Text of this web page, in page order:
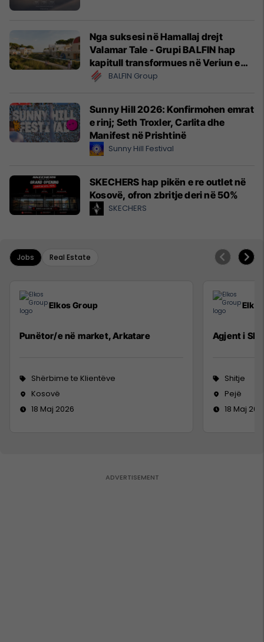
Nga suksesi në Hamallaj drejt
Valamar Tale - Grupi BALFIN hap
kapitull transformues në Veriun e
Shqipërisë
BALFIN Group
Sunny Hill 2026: Konfirmohen emrat
e rinj; Seth Troxler, Carlita dhe
Manifest në Prishtinë
Sunny Hill Festival
SKECHERS hap pikën e re outlet në
Kosovë, ofron zbritje deri në 50%
SKECHERS
Jobs Real Estate
Elkos Group
Punëtor/e në market, Arkatare
Shërbime te Klientëve
Kosovë
18 Maj 2026
Agjent i
Shitje
Pejë
18 Maj